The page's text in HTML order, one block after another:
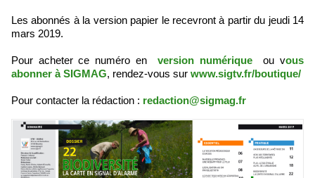
Les abonnés à la version papier le recevront à partir du jeudi 14
mars 2019.
Pour acheter ce numéro en version numériqueou vous
abonner à SIGMAG, rendez-vous sur www.sigtv.fr/boutique/
Pour contacter la rédaction : redaction@sigmag.fr